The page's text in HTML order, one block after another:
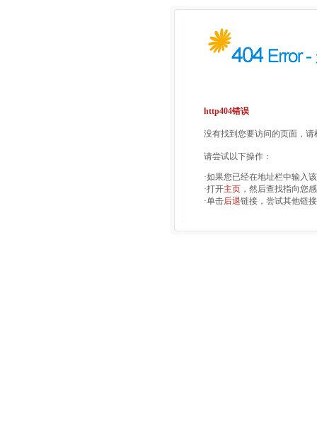
http404错误
没有找到您要访问的页面，
请尝试以下操作：
·如果您已经在地址栏中输入
·打开主页 ，然后查找指向您
·单击后退链接，尝试其他链